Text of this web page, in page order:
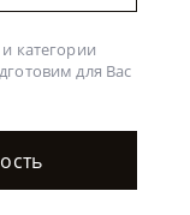
категории
для Вас